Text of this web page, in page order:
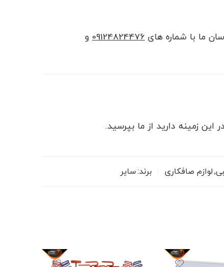
ما با شماره های 09124824476 و
زمینه دارید از ما بپرسید.
,لوازم صافکاری برند:سایر